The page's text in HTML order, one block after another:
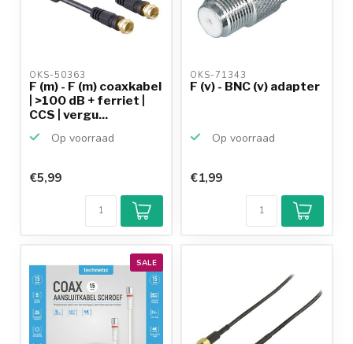
OKS-50363
F (m) - F (m) coaxkabel
| >100 dB + ferriet |
CCS | vergu...
Op voorraad
€5,99
OKS-71343
F (v) - BNC (v) adapter
Op voorraad
€1,99
SALE